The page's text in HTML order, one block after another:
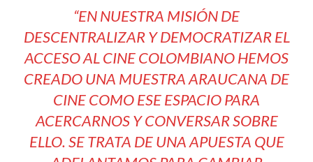
“EN NUESTRA MISIÓN DE
DESCENTRALIZAR Y DEMOCRATIZAR EL
ACCESO AL CINE COLOMBIANO HEMOS
CREADO UNA MUESTRA ARAUCANA DE
CINE COMO ESE ESPACIO PARA
ACERCARNOS Y CONVERSAR SOBRE
ELLO. SE TRATA DE UNA APUESTA QUE